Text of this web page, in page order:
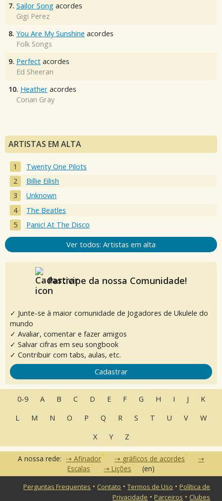
7. Sailor Song acordes
Gigi Perez
8. You Are My Sunshine acordes
Folk Songs
9. Perfect acordes
Ed Sheeran
10. Heather acordes
Conan Gray
ARTISTAS EM ALTA
Twenty One Pilots
Billie Eilish
Unknown
The Beatles
Panic! At The Disco
Ver todos: Artistas em alta
Participe da nossa Comunidade!
✓ Junte-se à maior comunidade de Jogadores de Ukulele do
mundo
✓ Avaliar, comentar e fazer amigos
✓ Salvar cifras em seu songbook
✓ Contribuir com tabs, aulas, etc.
Cadastrar
0-9 A B C D E F G H I J
K
L
M N O P Q R S T U V
W
X
Y Z
A nossa rede: Afinador
gráficos de acordes
Escalas
Lições (en)
Perguntas Frequentes • Contato •Termos de Uso •Política de
Privacidade •Parceiros • Clubes